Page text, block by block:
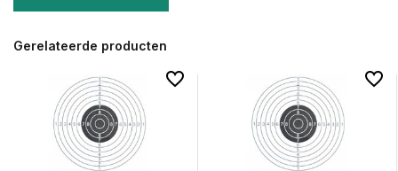
Gerelateerde producten